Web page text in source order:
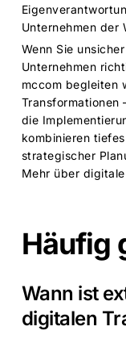
Unternehmen der
Wenn Sie
Unternehmen
mccom begleiten
Transformationen
die
kombinieren
strategischer
Mehr über
Häufig
Wann ist
digitalen